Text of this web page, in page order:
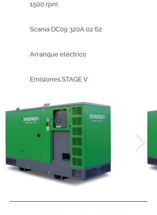
1500 rpm
Scania DC09 320A 02 62
Arranque eléctrico
Emisiones STAGE V